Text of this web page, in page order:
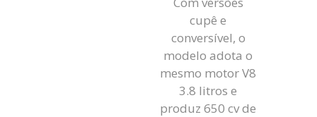
cupê e
conversível, o
modelo adota o
mesmo motor V8
3.8 litros e
produz 650 cv de